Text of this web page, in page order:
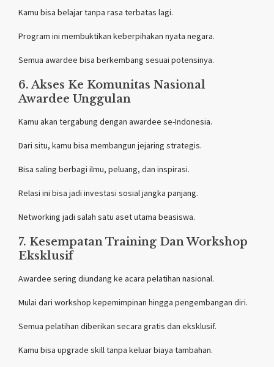
Kamu bisa belajar tanpa rasa terbatas lagi.
Program ini membuktikan keberpihakan nyata negara.
Semua awardee bisa berkembang sesuai potensinya.
6. Akses Ke Komunitas Nasional
Awardee Unggulan
Kamu akan tergabung dengan awardee se-Indonesia.
Dari situ, kamu bisa membangun jejaring strategis.
Bisa saling berbagi ilmu, peluang, dan inspirasi.
Relasi ini bisa jadi investasi sosial jangka panjang.
Networking jadi salah satu aset utama beasiswa.
7. Kesempatan Training Dan Workshop
Eksklusif
Awardee sering diundang ke acara pelatihan nasional.
Mulai dari workshop kepemimpinan hingga pengembangan diri.
Semua pelatihan diberikan secara gratis dan eksklusif.
Kamu bisa upgrade skill tanpa keluar biaya tambahan.